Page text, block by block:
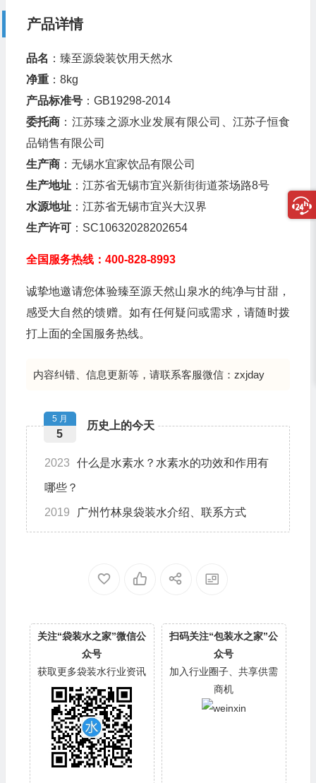
产品详情
品名 ：臻至源袋装饮用天然水
净重：8kg
产品标准号：GB19298-2014
委托商 ：江苏臻之源水业发展有限公司、江苏子恒食
品销售有限公司
生产商：无锡水宜家饮品有限公司
生产地址：江苏省无锡市宜兴新街街道茶场路8号
水源地址：江苏省无锡市宜兴大汉界
生产许可：SC10632028202654
全国服务热线：400-828-8993
诚挚地邀请您体验臻至源天然山泉水的纯净与甘甜，
感受大自然的馈赠。如有任何疑问或需求，请随时拨
打上面的全国服务热线。
内容纠错、信息更新等，请联系客服微信：zxjday
历史上的今天
5 月
5
2023 什么是水素水？水素水的功效和作用有
哪些？
2019 广州竹林泉袋装水介绍、联系方式
关注“袋装水之家”微信公
众号
获取更多袋装水行业资讯
扫码关注“包装水之家”公
众号
加入行业圈子、共享供需
商机